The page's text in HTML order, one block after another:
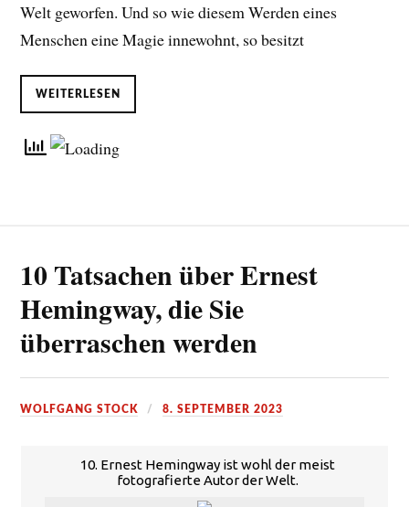
Welt geworfen. Und so wie diesem Werden eines
Menschen eine Magie innewohnt, so besitzt
WEITERLESEN
10 Tatsachen über Ernest
Hemingway, die Sie
überraschen werden
WOLFGANG STOCK 8. SEPTEMBER 2023
10. Ernest Hemingway ist wohl der meist
fotografierte Autor der Welt.